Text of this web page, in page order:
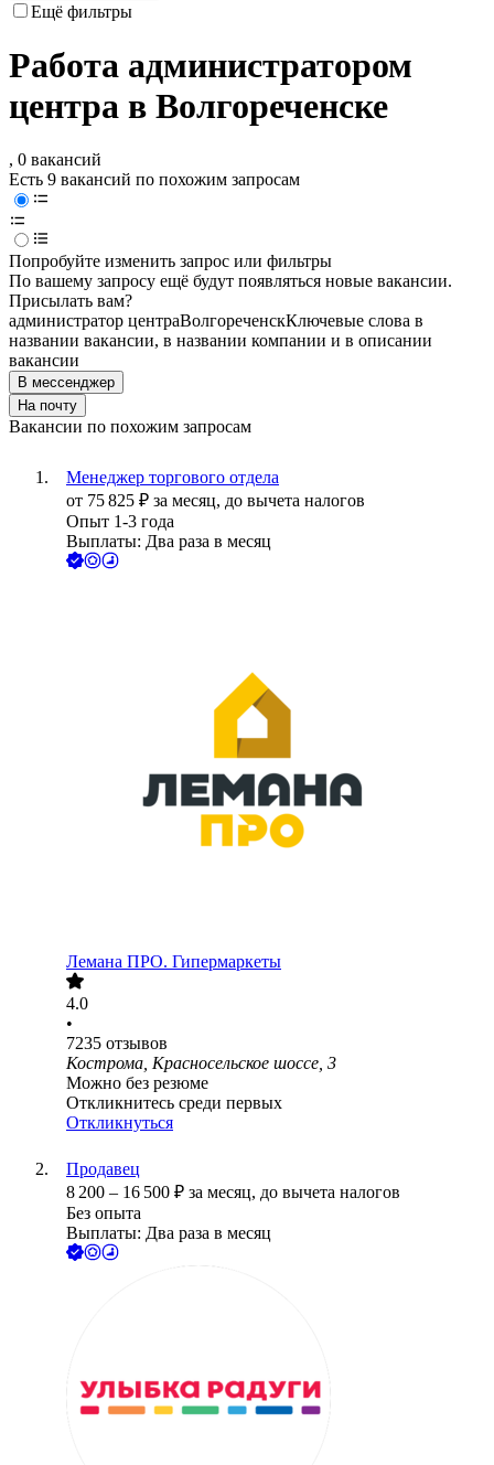
Ещё фильтры
Работа администратором
центра в Волгореченске
, 0 вакансий
Есть 9 вакансий по похожим запросам
Попробуйте изменить запрос или фильтры
По вашему запросу ещё будут появляться новые вакансии.
Присылать вам?
администратор центраВолгореченскКлючевые слова в
названии вакансии, в названии компании и в описании
вакансии
В мессенджер
На почту
Вакансии по похожим запросам
Менеджер торгового отдела
от 75 825 ₽ за месяц, до вычета налогов
Опыт 1-3 года
Выплаты: Два раза в месяц
Лемана ПРО. Гипермаркеты
4.0
•
7235 отзывов
Кострома, Красносельское шоссе, 3
Можно без резюме
Откликнитесь среди первых
Откликнуться
Продавец
8 200 – 16 500 ₽ за месяц, до вычета налогов
Без опыта
Выплаты: Два раза в месяц